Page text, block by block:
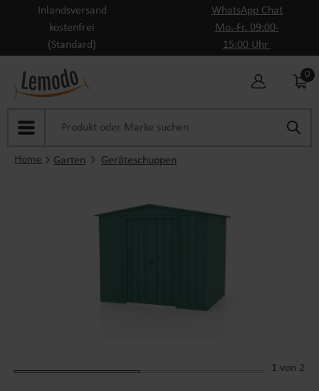
Zum Hauptinhalt springen
Inlandsversand
kostenfrei
(Standard)
WhatsApp Chat
Mo.-Fr. 09:00-
15:00 Uhr
0
Home Garten Geräteschuppen
1 von 2